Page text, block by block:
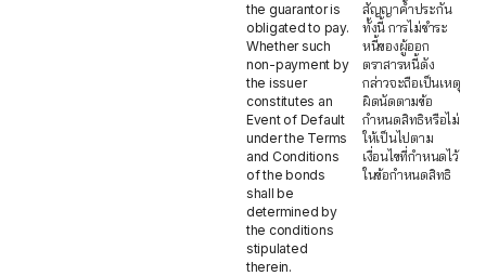
the guarantor is
obligated to pay.
Whether such
non-payment by
the issuer
constitutes an
Event of Default
under the Terms
and Conditions
of the bonds
shall be
determined by
the conditions
stipulated
therein.
สัญญาค้ำประกัน
ทั้งนี้ การไม่ชำระ
หนี้ของผู้ออก
ตราสารหนี้ดัง
กล่าวจะถือเป็นเหตุ
ผิดนัดตามข้อ
กำหนดสิทธิหรือไม่
ให้เป็นไปตาม
เงื่อนไขที่กำหนดไว้
ในข้อกำหนดสิทธิ